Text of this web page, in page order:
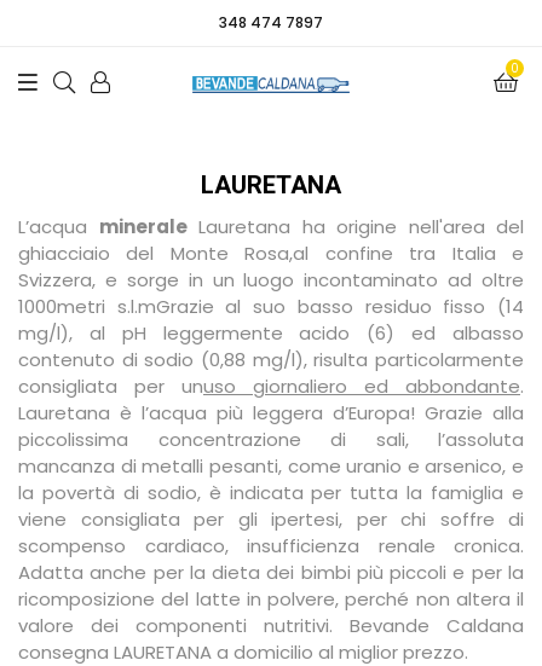
348 474 7897
0
LAURETANA
L’acqua mineraleLauretana ha origine nell'area del
ghiacciaio del Monte Rosa,al confine tra Italia e
Svizzera, e sorge in un luogo incontaminato ad oltre
1000metri s.l.mGrazie al suo basso residuo fisso (14
mg/l), al pH leggermente acido (6) ed albasso
contenuto di sodio (0,88 mg/l), risulta particolarmente
consigliata per unuso giornaliero ed abbondante.
Lauretana è l’acqua più leggera d’Europa! Grazie alla
piccolissima concentrazione di sali, l’assoluta
mancanza di metalli pesanti, come uranio e arsenico, e
la povertà di sodio, è indicata per tutta la famiglia e
viene consigliata per gli ipertesi, per chi soffre di
scompenso cardiaco, insufficienza renale cronica.
Adatta anche per la dieta dei bimbi più piccoli e per la
ricomposizione del latte in polvere, perché non altera il
valore dei componenti nutritivi. Bevande Caldana
consegna LAURETANA a domicilio al miglior prezzo.